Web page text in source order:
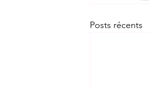
Posts récents